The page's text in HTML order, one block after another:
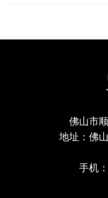
佛山市
地址：佛
手机